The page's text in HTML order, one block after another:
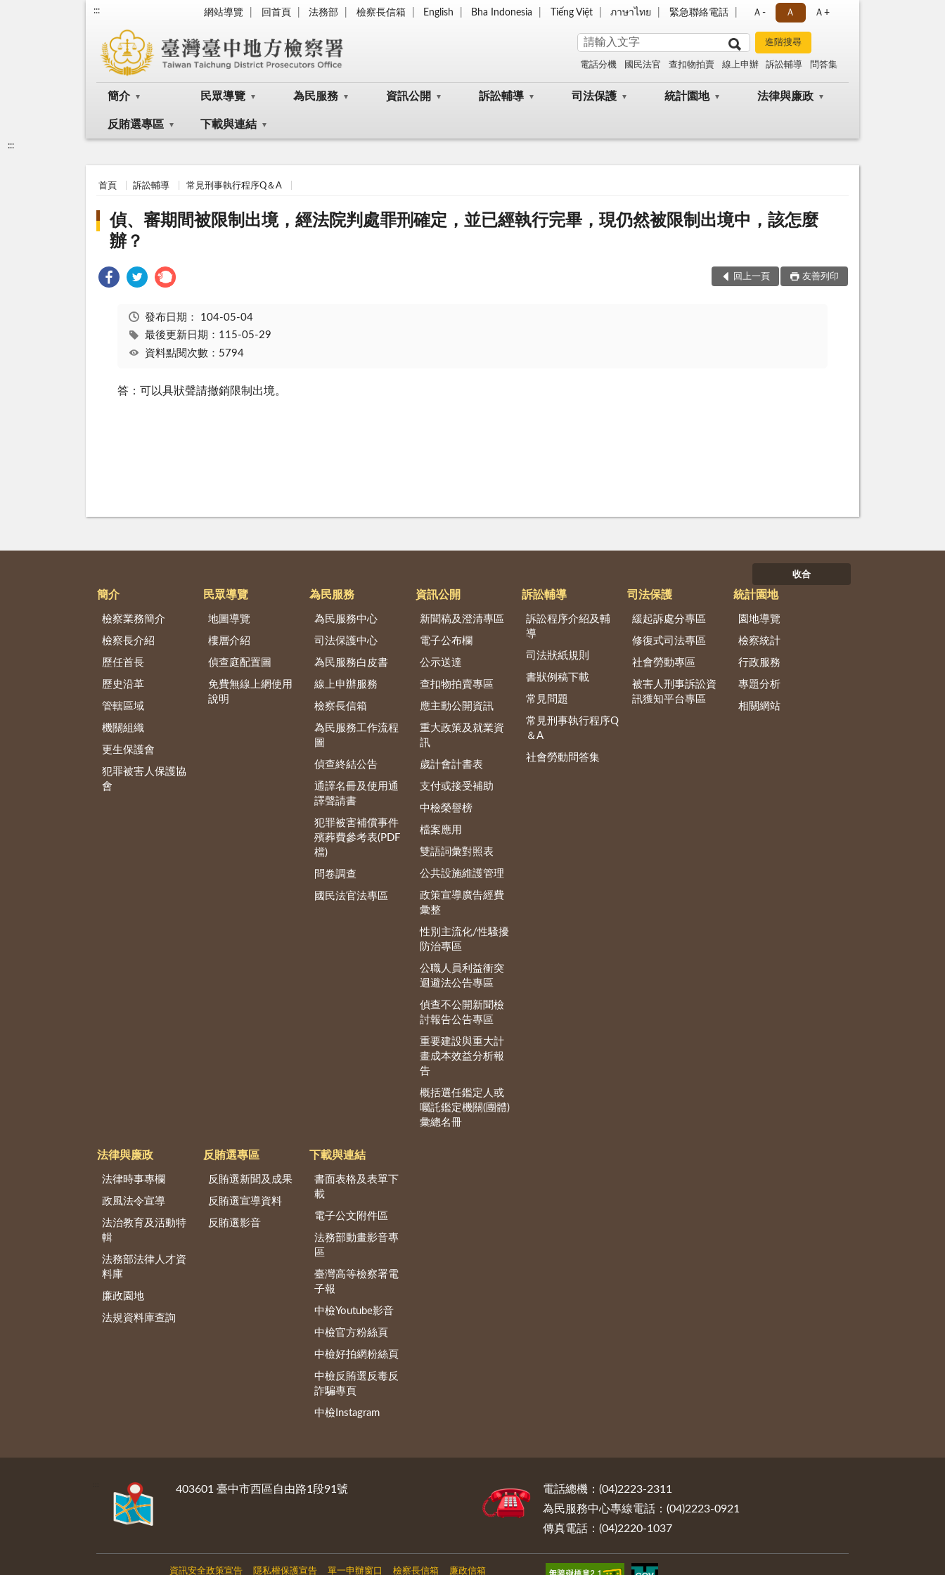
::: 網站導覽 回首頁 法務部 檢察長信箱 English Bha Indonesia Tiếng Việt ภาษาไทย 緊急聯絡電話 Ａ- Ａ Ａ+
電話分機 國民法官 查扣物拍賣 線上申辦 訴訟輔導 問答集
簡介 民眾導覽 為民服務 資訊公開 訴訟輔導 司法保護 統計園地 法律與廉政
反賄選專區 下載與連結
:::
首頁 訴訟輔導 常見刑事執行程序Q＆A
偵、審期間被限制出境，經法院判處罪刑確定，並已經執行完畢，現仍然被限制出境中，該怎麼
辦？
回上一頁 友善列印
發布日期： 104-05-04
最後更新日期：115-05-29
資料點閱次數：5794
答：可以具狀聲請撤銷限制出境。
收合
簡介
檢察業務簡介
檢察長介紹
歷任首長
歷史沿革
管轄區域
機關組織
更生保護會
犯罪被害人保護協
會
民眾導覽
地圖導覽
樓層介紹
偵查庭配置圖
免費無線上網使用
說明
為民服務
為民服務中心
司法保護中心
為民服務白皮書
線上申辦服務
檢察長信箱
為民服務工作流程
圖
偵查終結公告
通譯名冊及使用通
譯聲請書
犯罪被害補償事件
殯葬費參考表(PDF
檔)
問卷調查
國民法官法專區
資訊公開
新聞稿及澄清專區
電子公布欄
公示送達
查扣物拍賣專區
應主動公開資訊
重大政策及就業資
訊
歲計會計書表
支付或接受補助
中檢榮譽榜
檔案應用
雙語詞彙對照表
公共設施維護管理
政策宣導廣告經費
彙整
性別主流化/性騷擾
防治專區
公職人員利益衝突
迴避法公告專區
偵查不公開新聞檢
討報告公告專區
重要建設與重大計
畫成本效益分析報
告
概括選任鑑定人或
囑託鑑定機關(團體)
彙總名冊
訴訟輔導
訴訟程序介紹及輔
導
司法狀紙規則
書狀例稿下載
常見問題
常見刑事執行程序Q
＆A
社會勞動問答集
司法保護
緩起訴處分專區
修復式司法專區
社會勞動專區
被害人刑事訴訟資
訊獲知平台專區
統計園地
園地導覽
檢察統計
行政服務
專題分析
相關網站
法律與廉政
法律時事專欄
政風法令宣導
法治教育及活動特
輯
法務部法律人才資
料庫
廉政園地
法規資料庫查詢
反賄選專區
反賄選新聞及成果
反賄選宣導資料
反賄選影音
下載與連結
書面表格及表單下
載
電子公文附件區
法務部動畫影音專
區
臺灣高等檢察署電
子報
中檢Youtube影音
中檢官方粉絲頁
中檢好拍網粉絲頁
中檢反賄選反毒反
詐騙專頁
中檢Instagram
403601 臺中市西區自由路1段91號
電話總機：(04)2223-2311
為民服務中心專線電話：(04)2223-0921
傳真電話：(04)2220-1037
資訊安全政策宣告 隱私權保護宣告 單一申辦窗口 檢察長信箱 廉政信箱